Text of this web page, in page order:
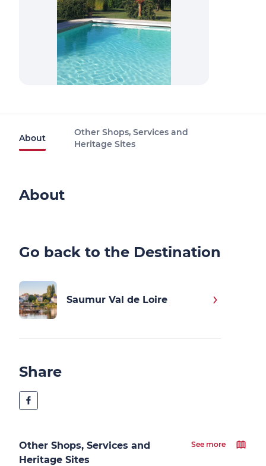
About
Other Shops, Services and
Heritage Sites
About
Go back to the Destination
Saumur Val de Loire
Share
Other Shops, Services and
Heritage Sites
See more